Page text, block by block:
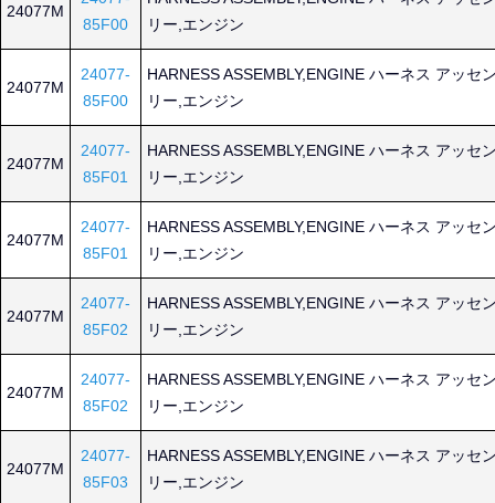
24077M
85F00
リー,エンジン
24077M
24077-
85F00
HARNESS ASSEMBLY,ENGINE ハーネス アッセ
リー,エンジン
24077M
24077-
85F01
HARNESS ASSEMBLY,ENGINE ハーネス アッセ
リー,エンジン
24077M
24077-
85F01
HARNESS ASSEMBLY,ENGINE ハーネス アッセ
リー,エンジン
24077M
24077-
85F02
HARNESS ASSEMBLY,ENGINE ハーネス アッセ
リー,エンジン
24077M
24077-
85F02
HARNESS ASSEMBLY,ENGINE ハーネス アッセ
リー,エンジン
24077M
24077-
85F03
HARNESS ASSEMBLY,ENGINE ハーネス アッセ
リー,エンジン